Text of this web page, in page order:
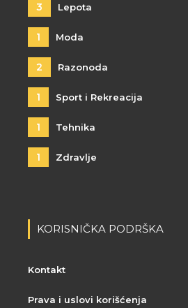
3 Lepota
1 Moda
2 Razonoda
1 Sport i Rekreacija
1 Tehnika
1 Zdravlje
KORISNIČKA PODRŠKA
Kontakt
Prava i uslovi korišćenja